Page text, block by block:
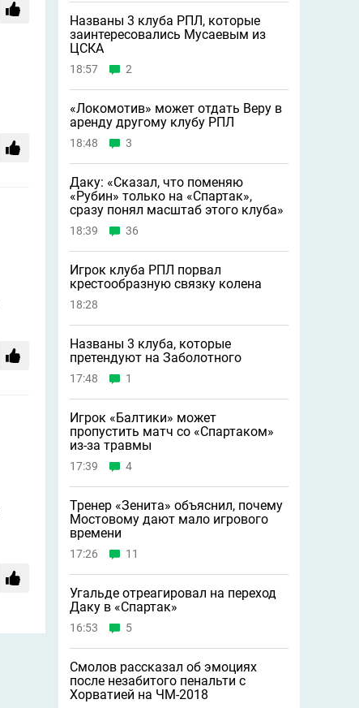
Названы 3 клуба РПЛ, которые
заинтересовались Мусаевым из
ЦСКА
18:57 2
«Локомотив» может отдать Веру в
аренду другому клубу РПЛ
18:48 3
Даку: «Сказал, что поменяю
«Рубин» только на «Спартак»,
сразу понял масштаб этого клуба»
18:39 36
Игрок клуба РПЛ порвал
крестообразную связку колена
18:28
Названы 3 клуба, которые
претендуют на Заболотного
17:48 1
Игрок «Балтики» может
пропустить матч со «Спартаком»
из-за травмы
17:39 4
Тренер «Зенита» объяснил, почему
Мостовому дают мало игрового
времени
17:26 11
Угальде отреагировал на переход
Даку в «Спартак»
16:53 5
Смолов рассказал об эмоциях
после незабитого пенальти с
Хорватией на ЧМ-2018